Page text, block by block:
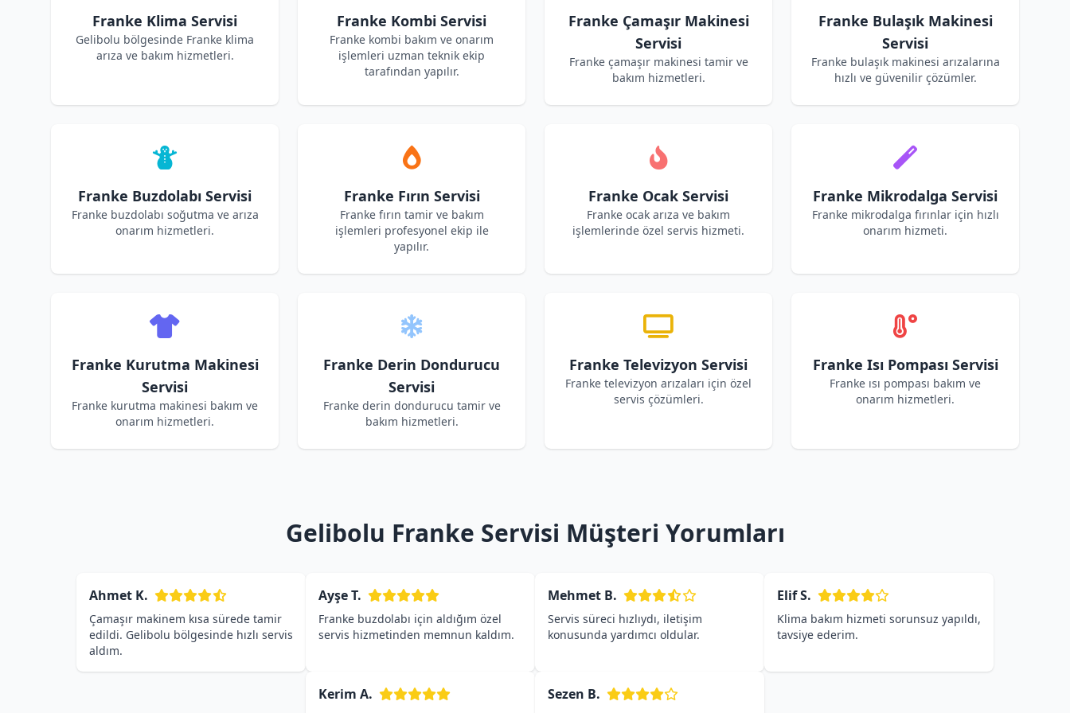
Franke Klima Servisi
Gelibolu bölgesinde Franke klima
arıza ve bakım hizmetleri.
Franke Kombi Servisi
Franke kombi bakım ve onarım
işlemleri uzman teknik ekip
tarafından yapılır.
Franke Çamaşır Makinesi
Servisi
Franke çamaşır makinesi tamir ve
bakım hizmetleri.
Franke Bulaşık Makinesi
Servisi
Franke bulaşık makinesi arızalarına
hızlı ve güvenilir çözümler.
Franke Buzdolabı Servisi
Franke buzdolabı soğutma ve arıza
onarım hizmetleri.
Franke Fırın Servisi
Franke fırın tamir ve bakım
işlemleri profesyonel ekip ile
yapılır.
Franke Ocak Servisi
Franke ocak arıza ve bakım
işlemlerinde özel servis hizmeti.
Franke Mikrodalga Servisi
Franke mikrodalga fırınlar için hızlı
onarım hizmeti.
Franke Kurutma Makinesi
Servisi
Franke kurutma makinesi bakım ve
onarım hizmetleri.
Franke Derin Dondurucu
Servisi
Franke derin dondurucu tamir ve
bakım hizmetleri.
Franke Televizyon Servisi
Franke televizyon arızaları için özel
servis çözümleri.
Franke Isı Pompası Servisi
Franke ısı pompası bakım ve
onarım hizmetleri.
Gelibolu Franke Servisi Müşteri Yorumları
Ahmet K.
Çamaşır makinem kısa sürede tamir
edildi. Gelibolu bölgesinde hızlı servis
aldım.
Ayşe T.
Franke buzdolabı için aldığım özel
servis hizmetinden memnun kaldım.
Mehmet B.
Servis süreci hızlıydı, iletişim
konusunda yardımcı oldular.
Elif S.
Klima bakım hizmeti sorunsuz yapıldı,
tavsiye ederim.
Kerim A. Sezen B.